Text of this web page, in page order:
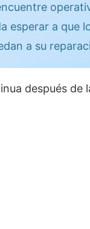
esperar a que
a su
después de